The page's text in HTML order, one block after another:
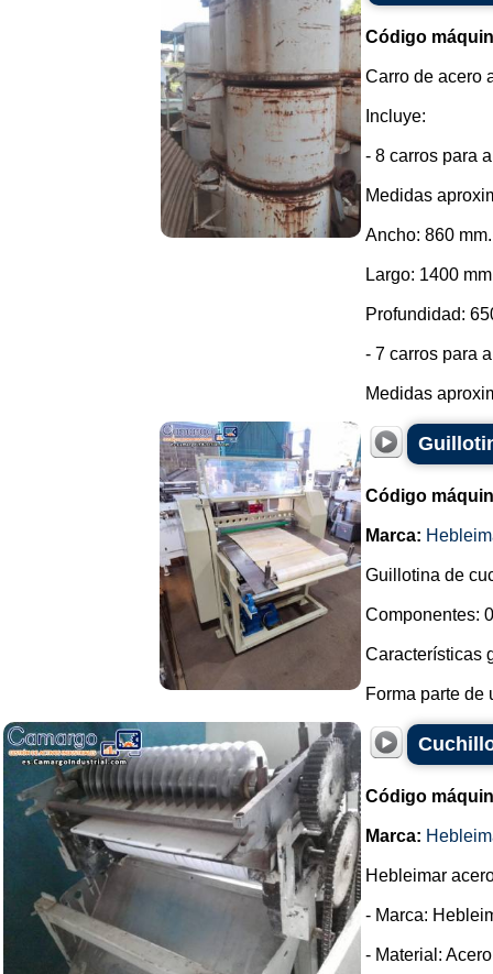
Código
Carro de acero
Incluye:
- 8 carros para
Medidas
Ancho: 860 mm.
Largo: 1400
Profundidad:
- 7 carros para
Medidas
Código
Marca:
Guillotina de
Componentes:
Características
Forma parte de
Código
Marca:
Hebleimar
- Marca:
- Material: